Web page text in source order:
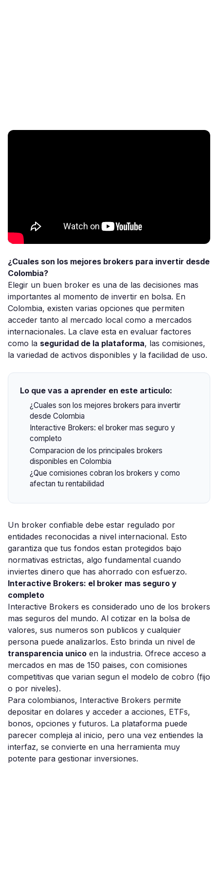
¿Cuales son los mejores brokers para invertir desde
Colombia?
Elegir un buen broker es una de las decisiones mas
importantes al momento de invertir en bolsa. En
Colombia, existen varias opciones que permiten
acceder tanto al mercado local como a mercados
internacionales. La clave esta en evaluar factores
como la seguridad de la plataforma, las comisiones,
la variedad de activos disponibles y la facilidad de uso.
Lo que vas a aprender en este articulo:
¿Cuales son los mejores brokers para invertir
desde Colombia
Interactive Brokers: el broker mas seguro y
completo
Comparacion de los principales brokers
disponibles en Colombia
¿Que comisiones cobran los brokers y como
afectan tu rentabilidad
Un broker confiable debe estar regulado por
entidades reconocidas a nivel internacional. Esto
garantiza que tus fondos estan protegidos bajo
normativas estrictas, algo fundamental cuando
inviertes dinero que has ahorrado con esfuerzo.
Interactive Brokers: el broker mas seguro y
completo
Interactive Brokers es considerado uno de los brokers
mas seguros del mundo. Al cotizar en la bolsa de
valores, sus numeros son publicos y cualquier
persona puede analizarlos. Esto brinda un nivel de
transparencia unico en la industria. Ofrece acceso a
mercados en mas de 150 paises, con comisiones
competitivas que varian segun el modelo de cobro (fijo
o por niveles).
Para colombianos, Interactive Brokers permite
depositar en dolares y acceder a acciones, ETFs,
bonos, opciones y futuros. La plataforma puede
parecer compleja al inicio, pero una vez entiendes la
interfaz, se convierte en una herramienta muy
potente para gestionar inversiones.